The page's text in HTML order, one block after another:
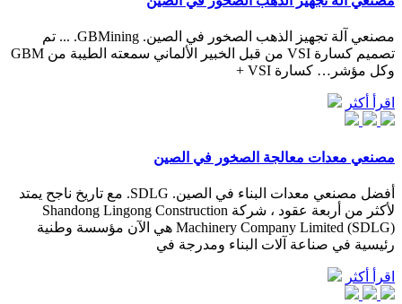
مصنعي آلة تجهيز الذهب الصخور في الصين. GBMining. ... تم
تصميم كسارة VSI من قبل الخبير الألماني سمعته الطيبة من GBM
وكل مؤشر… كسارة VSI +
اقرأ أكثر
مصنعي معدات معالجة الصخور في الصين
أفضل مصنعي معدات البناء في الصين. SDLG. مع تاريخ ناجح يمتد
لأكثر من أربعة عقود ، شركة Shandong Lingong Construction
Machinery Company Limited (SDLG) هي الآن مؤسسة وطنية
رئيسية في صناعة آلات البناء ومدرجة في
اقرأ أكثر